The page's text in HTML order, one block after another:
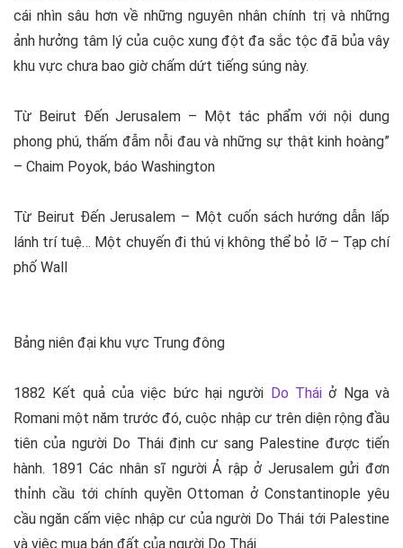
cái nhìn sâu hơn về những nguyên nhân chính trị và những
ảnh hưởng tâm lý của cuộc xung đột đa sắc tộc đã bủa vây
khu vực chưa bao giờ chấm dứt tiếng súng này.
Từ Beirut Đến Jerusalem – Một tác phẩm với nội dung
phong phú, thấm đẫm nỗi đau và những sự thật kinh hoàng”
– Chaim Poyok, báo Washington
Từ Beirut Đến Jerusalem – Một cuốn sách hướng dẫn lấp
lánh trí tuệ… Một chuyến đi thú vị không thể bỏ lỡ – Tạp chí
phố Wall
Bảng niên đại khu vực Trung đông
1882 Kết quả của việc bức hại người Do Thái ở Nga và
Romani một năm trước đó, cuộc nhập cư trên diện rộng đầu
tiên của người Do Thái định cư sang Palestine được tiến
hành. 1891 Các nhân sĩ người Ả rập ở Jerusalem gửi đơn
thỉnh cầu tới chính quyền Ottoman ở Constantinople yêu
cầu ngăn cấm việc nhập cư của người Do Thái tới Palestine
và việc mua bán đất của người Do Thái.